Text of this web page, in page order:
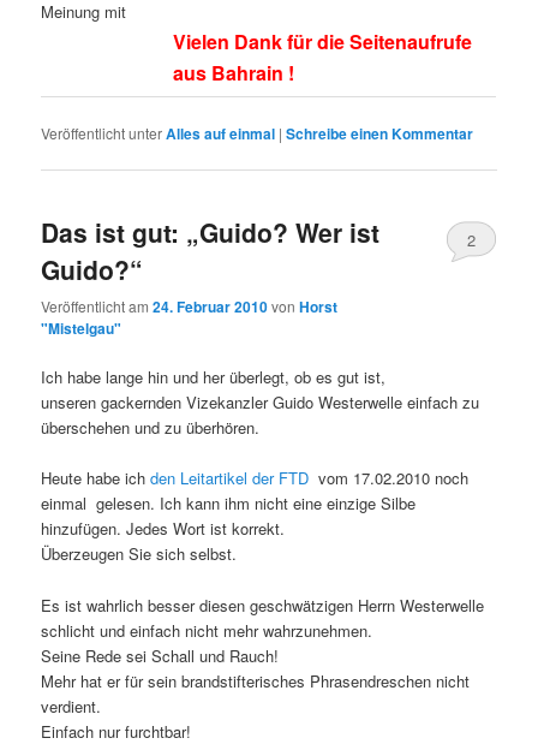
Vielen Dank für die Seitenaufrufe
aus Bahrain !
Veröffentlicht unterAlles auf einmal |Schreibe einen Kommentar
Das ist gut: „Guido? Wer ist
Guido?“
Veröffentlicht am24. Februar 2010vonHorst
"Mistelgau"
2
Ich habe lange hin und her überlegt, ob es gut ist,
unseren gackernden Vizekanzler Guido Westerwelle einfach zu
überschehen und zu überhören.
Heute habe ichden Leitartikel der FTD vom 17.02.2010 noch
einmal gelesen. Ich kann ihm nicht eine einzige Silbe
hinzufügen. Jedes Wort ist korrekt.
Überzeugen Sie sich selbst.
Es ist wahrlich besser diesen geschwätzigen Herrn Westerwelle
schlicht und einfach nicht mehr wahrzunehmen.
Seine Rede sei Schall und Rauch!
Mehr hat er für sein brandstifterisches Phrasendreschen nicht
verdient.
Einfach nur furchtbar!